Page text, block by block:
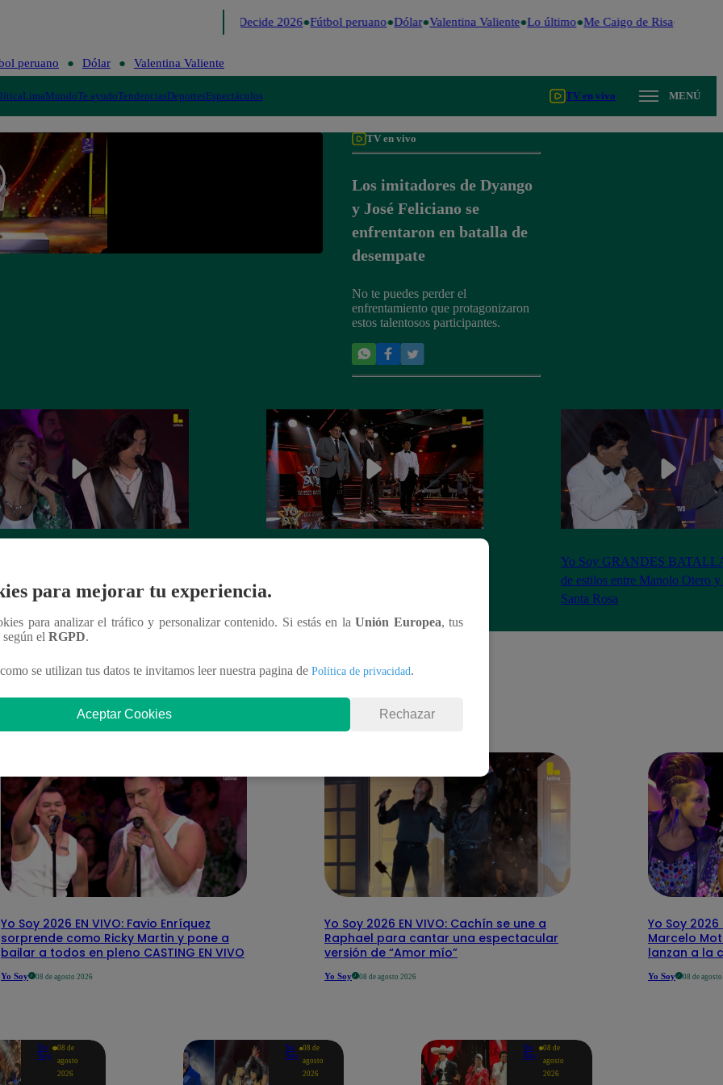
Perú Decide 2026 Fútbol peruano Dólar Valentina Valiente Lo último Me Caigo de Risa
peruano Dólar Valentina Valiente
LimaMundoTe ayudoTendenciasDeportesEspectáculos TV en vivo MENÚ
TV en vivo
Los imitadores de Dyango
y José Feliciano se
enfrentaron en batalla de
desempate
No te puedes perder el
enfrentamiento que protagonizaron
estos talentosos participantes.
Mateos
la batalla
Yo Soy GRANDES
de estilos entre Manolo Otero
Santa Rosa
Yo Soy 2026 EN VIVO: Favio Enríquez
sorprende como Ricky Martin y pone a
bailar a todos en pleno CASTING EN VIVO
Yo Soy 08 de agosto 2026
Yo Soy 2026 EN VIVO: Cachín se une a
Raphael para cantar una espectacular
versión de “Amor mío”
Yo Soy 08 de agosto 2026
Yo Soy 2026
Marcelo
lanzan a la
Yo Soy 08 de
Yo
Soy
08 de
agosto
2026
Yo
Soy
08 de
agosto
2026
Yo
Soy
08 de
agosto
2026
para mejorar tu experiencia.
para analizar el tráfico y personalizar contenido. Si estás en laUnión Europea, tus
según el RGPD.
se utilizan tus datos te invitamos leer nuestra pagina de Política de privacidad.
Aceptar Cookies Rechazar